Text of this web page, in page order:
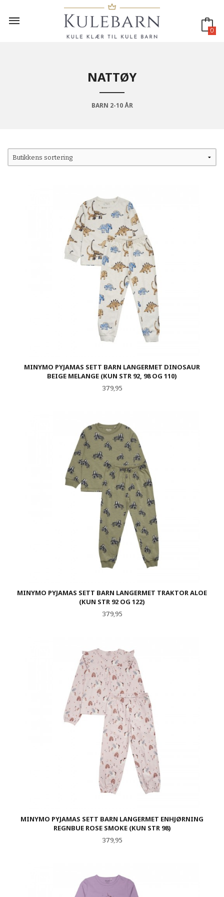
innholdet
0
NATTØY
BARN 2-10 ÅR
MINYMO PYJAMAS SETT BARN LANGERMET DINOSAUR
BEIGE MELANGE (KUN STR 92, 98 OG 110)
Pris
379,95
MINYMO PYJAMAS SETT BARN LANGERMET TRAKTOR ALOE
(KUN STR 92 OG 122)
Pris
379,95
MINYMO PYJAMAS SETT BARN LANGERMET ENHJØRNING
REGNBUE ROSE SMOKE (KUN STR 98)
Pris
379,95